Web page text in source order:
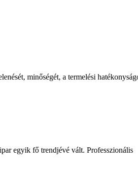
minőségét, a termelési
egyik fő trendjévé vált. Professzionális